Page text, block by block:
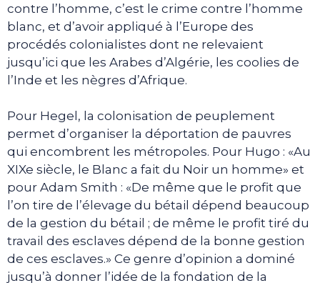
contre l’homme, c’est le crime contre l’homme
blanc, et d’avoir appliqué à l’Europe des
procédés colonialistes dont ne relevaient
jusqu’ici que les Arabes d’Algérie, les coolies de
l’Inde et les nègres d’Afrique.
Pour Hegel, la colonisation de peuplement
permet d’organiser la déportation de pauvres
qui encombrent les métropoles. Pour Hugo : «Au
XIXe siècle, le Blanc a fait du Noir un homme» et
pour Adam Smith : «De même que le profit que
l’on tire de l’élevage du bétail dépend beaucoup
de la gestion du bétail ; de même le profit tiré du
travail des esclaves dépend de la bonne gestion
de ces esclaves.» Ce genre d’opinion a dominé
jusqu’à donner l’idée de la fondation de la